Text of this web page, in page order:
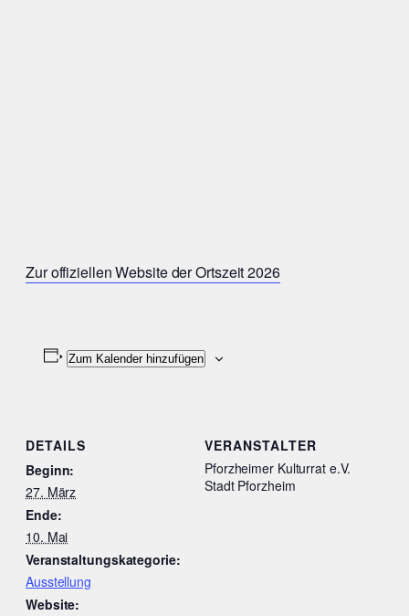
Zur offiziellen Website der Ortszeit 2026
Zum Kalender hinzufügen
DETAILS
Beginn:
27. März
Ende:
10. Mai
Veranstaltungskategorie:
Ausstellung
Website:
VERANSTALTER
Pforzheimer Kulturrat e.V.
Stadt Pforzheim